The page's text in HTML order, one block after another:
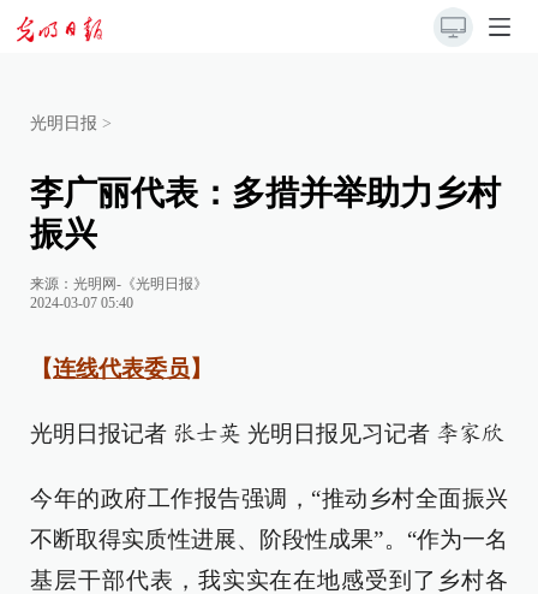
光明日报 >
李广丽代表：多措并举助力乡村
振兴
来源： 光明网-《光明日报》
2024-03-07 05:40
【连线代表委员】
光明日报记者 张士英 光明日报见习记者 李家欣
今年的政府工作报告强调，“推动乡村全面振兴
不断取得实质性进展、阶段性成果”。“作为一名
基层干部代表，我实实在在地感受到了乡村各